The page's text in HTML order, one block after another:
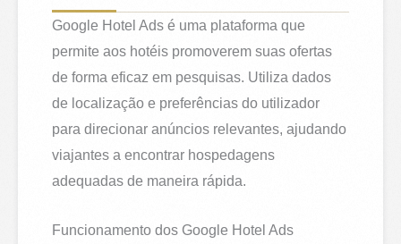
Google Hotel Ads é uma plataforma que
permite aos hotéis promoverem suas ofertas
de forma eficaz em pesquisas. Utiliza dados
de localização e preferências do utilizador
para direcionar anúncios relevantes, ajudando
viajantes a encontrar hospedagens
adequadas de maneira rápida.
Funcionamento dos Google Hotel Ads